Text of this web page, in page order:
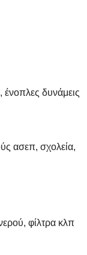
ένοπλες δυνάμεις
ασεπ, σχολεία,
φίλτρα κλπ